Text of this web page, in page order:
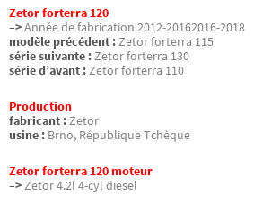
Zetor forterra 120
–>Année de fabrication 2012-20162016-2018
modèle précédent :Zetor forterra 115
série suivante :Zetor forterra 130
série d’avant :Zetor forterra 110
Production
fabricant :Zetor
usine : Brno, République Tchèque
Zetor forterra 120 moteur
–>Zetor 4.2l 4-cyl diesel